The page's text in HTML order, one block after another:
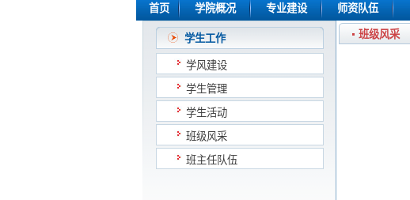
首页 学院概况 专业建设 师资队伍
学生工作
学风建设
学生管理
学生活动
班级风采
班主任队伍
班级风采